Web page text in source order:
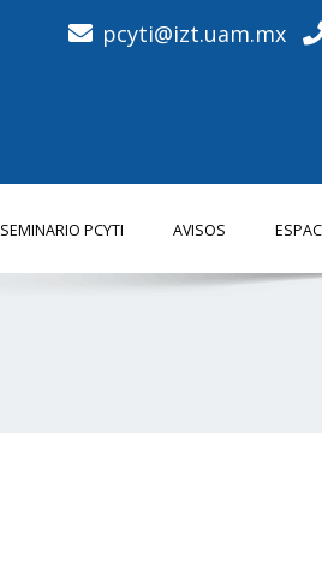
pcyti@izt.uam.mx
SEMINARIO PCYTI AVISOS